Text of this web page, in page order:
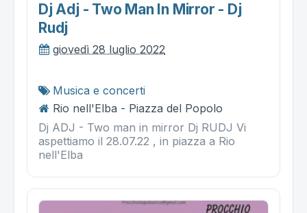
Dj Adj - Two Man In Mirror - Dj
Rudj
giovedì 28 luglio 2022
Musica e concerti
Rio nell'Elba - Piazza del Popolo
Dj ADJ - Two man in mirror Dj RUDJ Vi
aspettiamo il 28.07.22 , in piazza a Rio
nell'Elba